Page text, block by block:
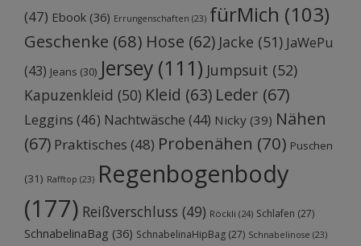
(47) Ebook (36) Errungenschaften (23) fürMich (103)
Geschenke (68) Hose (62) Jacke (51) JaWePu
(43) Jeans (30) Jersey (111) Jumpsuit (52)
Kapuzenkleid (50) Kleid (63) Leder (67)
Leggins (46) Nachtwäsche (44) Nicky (39) Nähen
(67) Praktisches (48) Probenähen (70) Puschen
(31) Rafftop (23) Regenbogenbody
(177) Reißverschluss (49) Röckli (24) Schlafen (27)
SchnabelinaBag (36) SchnabelinaHipBag (27) Schnabelinose (23)